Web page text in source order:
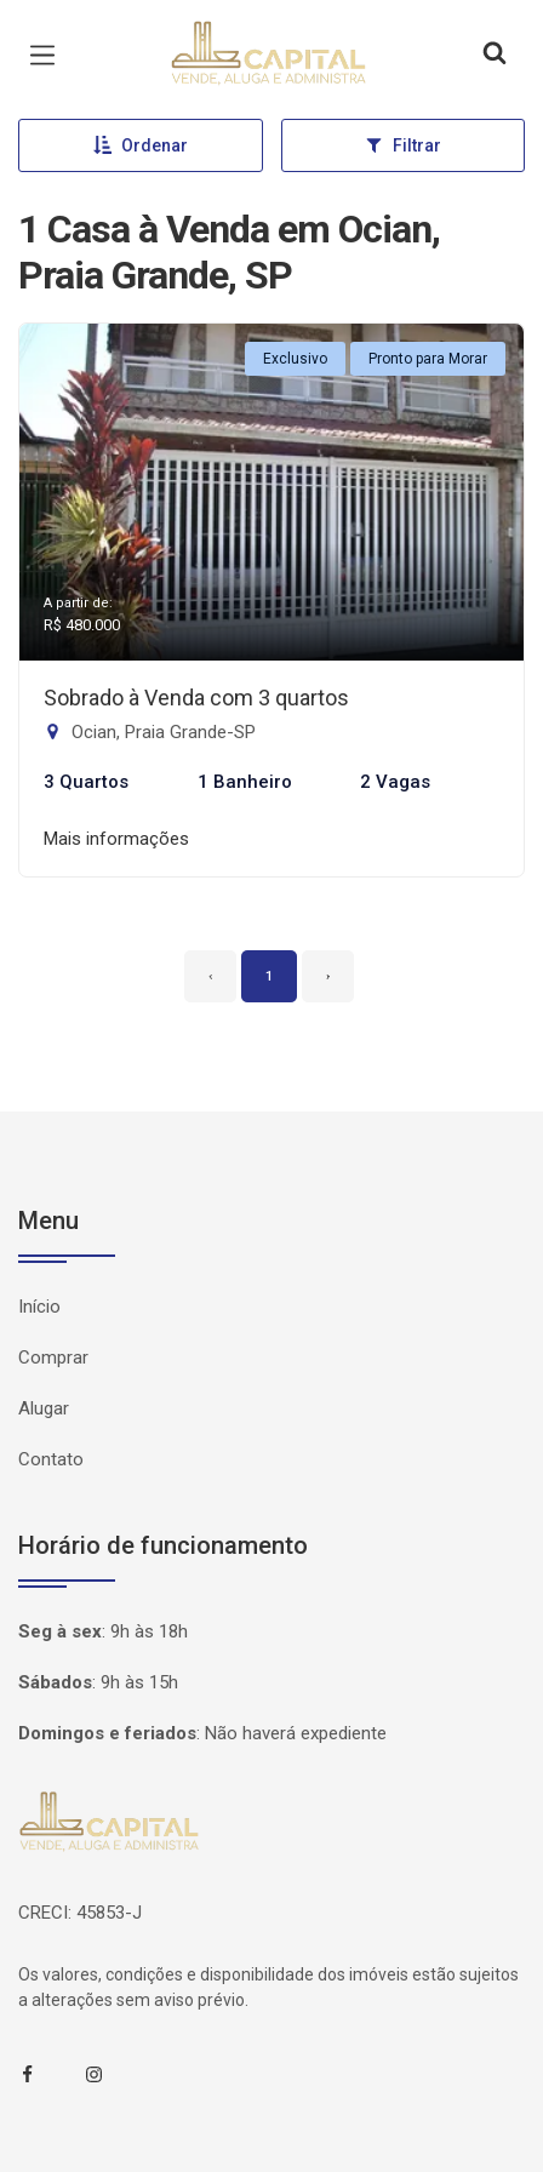
Página inicial
Ordenar Filtrar
1 Casa à Venda em Ocian,
Praia Grande, SP
Exclusivo Pronto para Morar
A partir de:
R$ 480.000
Sobrado à Venda com 3 quartos
Ocian, Praia Grande-SP
3 Quartos 1 Banheiro 2 Vagas
Mais informações
‹ 1 ›
Menu
Início
Comprar
Alugar
Contato
Horário de funcionamento
Seg à sex: 9h às 18h
Sábados: 9h às 15h
Domingos e feriados: Não haverá expediente
Página inicial
CRECI: 45853-J
Os valores, condições e disponibilidade dos imóveis estão sujeitos
a alterações sem aviso prévio.
FacebookInstagram